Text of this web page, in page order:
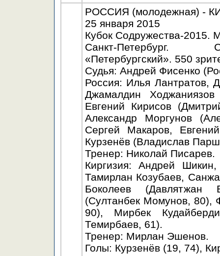
РОССИЯ (молодежная) -
25 января 2015
Кубок Содружества-2015.
Санкт-Петербург.
«Петербургский». 550
Судья: Андрей Фисенко
Россия: Илья Лантратов,
Джамалдин
Евгений Кирисов
Александр Моргунов
Сергей Макаров,
Курзенёв (Владислав
Тренер: Николай Писарев.
Киргизия: Андрей
Тамирлан Козубаев,
Боколеев (Давлятжан
(Султанбек Момунов, 80),
90), Мирбек
Темирбаев, 61).
Тренер: Мирлан Эшенов.
Голы: Курзенёв (19, 74),